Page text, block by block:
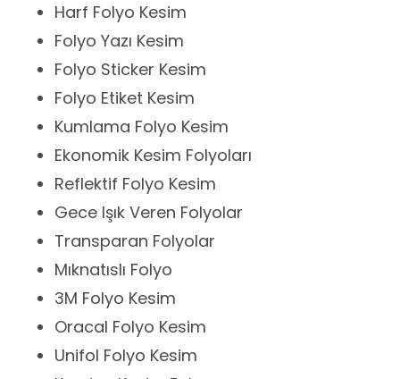
Harf Folyo Kesim
Folyo Yazı Kesim
Folyo Sticker Kesim
Folyo Etiket Kesim
Kumlama Folyo Kesim
Ekonomik Kesim Folyoları
Reflektif Folyo Kesim
Gece Işık Veren Folyolar
Transparan Folyolar
Mıknatıslı Folyo
3M Folyo Kesim
Oracal Folyo Kesim
Unifol Folyo Kesim